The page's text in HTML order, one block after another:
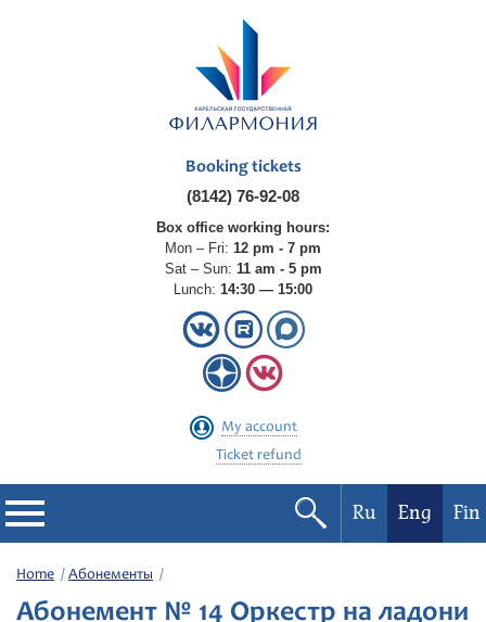
Booking tickets
(8142) 76-92-08
Box office working hours:
Mon – Fri: 12 pm - 7 pm
Sat – Sun: 11 am - 5 pm
Lunch: 14:30 — 15:00
My account
Ticket refund
Philharmonic
Ru Eng Fin
Home Абонементы
Абонемент № 14 Оркестр на ладони